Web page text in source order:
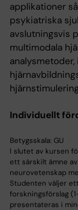
applikationer
psykiatriska
avslutningsvis
multimodala
Individuellt
Betygsskala: GU
I slutet av kursen
ett särskilt ämne
neurovetenskap
Studenten väljer
forskningsförslag
presentateras i